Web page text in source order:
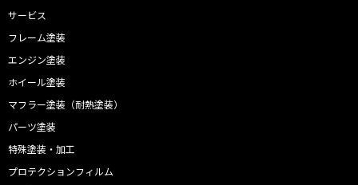
サービス
フレーム塗装
エンジン塗装
ホイール塗装
マフラー塗装（耐熱塗装）
パーツ塗装
特殊塗装・加工
プロテクションフィルム